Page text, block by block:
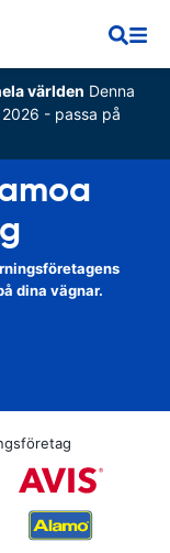
världen Denna
- passa på
dina vägnar.